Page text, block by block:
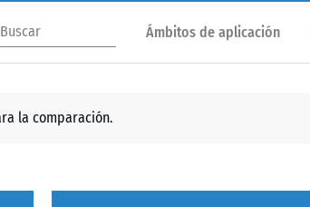
Ámbitos de aplicación
la comparación.